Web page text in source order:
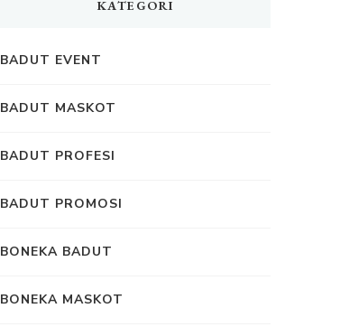
KATEGORI
BADUT EVENT
BADUT MASKOT
BADUT PROFESI
BADUT PROMOSI
BONEKA BADUT
BONEKA MASKOT